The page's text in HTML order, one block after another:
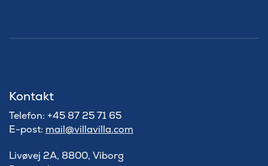
Kontakt
Telefon: +45 87 25 71 65
E-post: mail@villavilla.com
Livøvej 2A, 8800, Viborg